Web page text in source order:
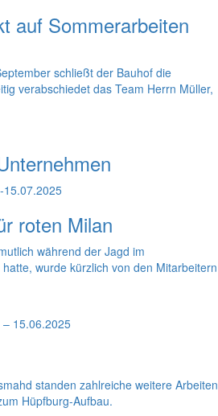
auf Sommerarbeiten
schließt der Bauhof die
verabschiedet das Team Herrn Müller,
15.07.2025
roten Milan
während der Jagd im
wurde kürzlich von den Mitarbeitern
15.06.2025
standen zahlreiche weitere Arbeiten
Hüpfburg-Aufbau.